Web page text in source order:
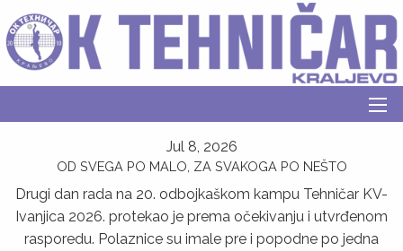
Jul 8, 2026
OD SVEGA PO MALO, ZA SVAKOGA PO NEŠTO
Drugi dan rada na 20. odbojkaškom kampu Tehničar KV-
Ivanjica 2026. protekao je prema očekivanju i utvrđenom
rasporedu. Polaznice su imale pre i popodne po jedna